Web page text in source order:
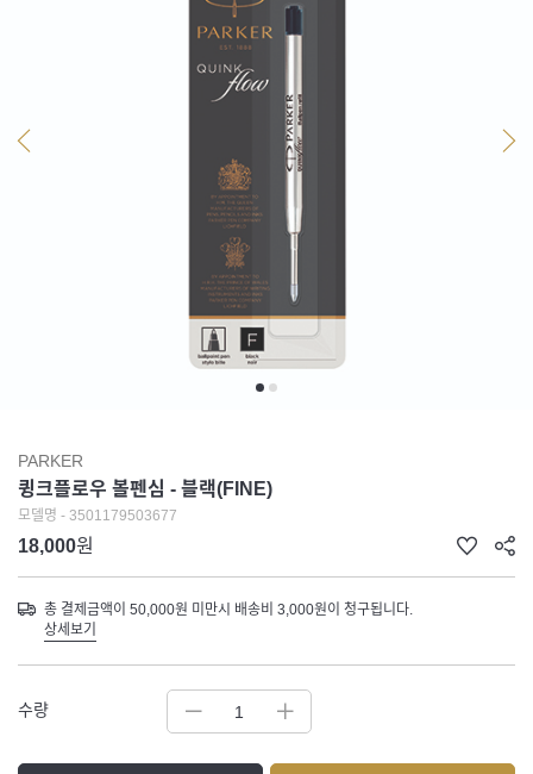
PARKER
큉크플로우 볼펜심 - 블랙(FINE)
모델명 - 3501179503677
18,000원
총 결제금액이 50,000원 미만시 배송비 3,000원이 청구됩니다.
상세보기
수량